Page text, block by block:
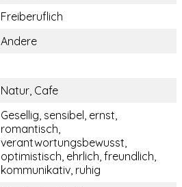
Freiberuflich
Andere
Natur, Cafe
Gesellig, sensibel, ernst,
romantisch,
verantwortungsbewusst,
optimistisch, ehrlich, freundlich,
kommunikativ, ruhig